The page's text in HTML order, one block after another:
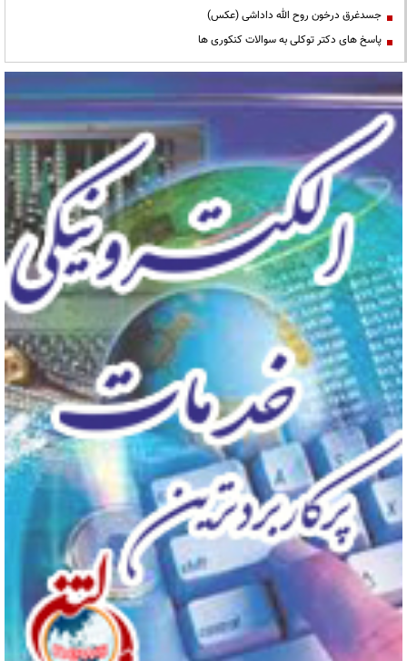
جسدغرق درخون روح الله داداشی (عکس)
پاسخ های دکتر توکلی به سوالات کنکوری ها